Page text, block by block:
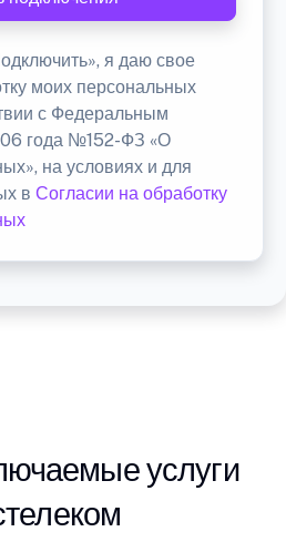
я даю свое
моих персональных
с Федеральным
года №152-ФЗ «О
на условиях и для
в Согласии на обработку
услуги